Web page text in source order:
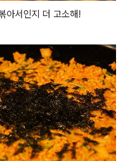
아서인지 더 고소해!